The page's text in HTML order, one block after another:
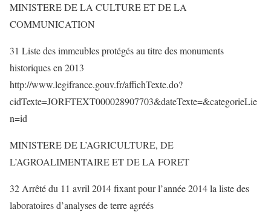
MINISTERE DE LA CULTURE ET DE LA
COMMUNICATION
31 Liste des immeubles protégés au titre des monuments
historiques en 2013
http://www.legifrance.gouv.fr/affichTexte.do?
cidTexte=JORFTEXT000028907703&dateTexte=&categorieLie
n=id
MINISTERE DE L’AGRICULTURE, DE
L’AGROALIMENTAIRE ET DE LA FORET
32 Arrêté du 11 avril 2014 fixant pour l’année 2014 la liste des
laboratoires d’analyses de terre agréés